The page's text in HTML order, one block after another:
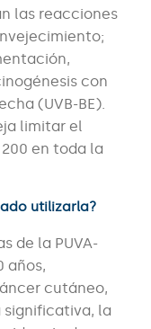
las reacciones
con
(UVB-BE).
limitar el
200 en toda la
utilizarla?
de la PUVA-
años,
cutáneo,
la